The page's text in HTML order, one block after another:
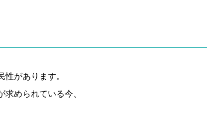
があります。
められている今、